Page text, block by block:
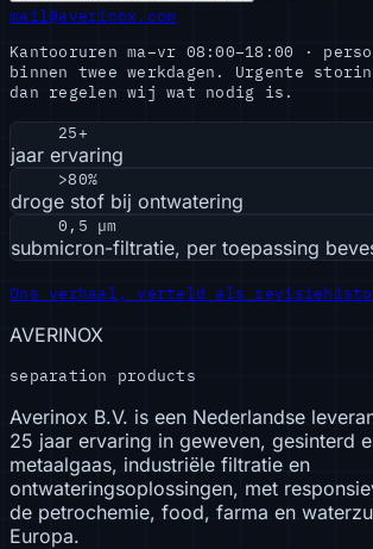
mail@averinox.com
Kantooruren ma–vr 08:00–18:00 ·
binnen twee werkdagen. Urgente
dan regelen wij wat nodig is.
25+
jaar ervaring
>80%
droge stof bij ontwatering
0,5 µm
submicron-filtratie, per toepassing
Ons verhaal, verteld als
AVERINOX
separation products
Averinox B.V. is een Nederlandse
25 jaar ervaring in geweven, gesinterd
metaalgaas, industriële filtratie en
ontwateringsoplossingen, met
de petrochemie, food, farma en
Europa.